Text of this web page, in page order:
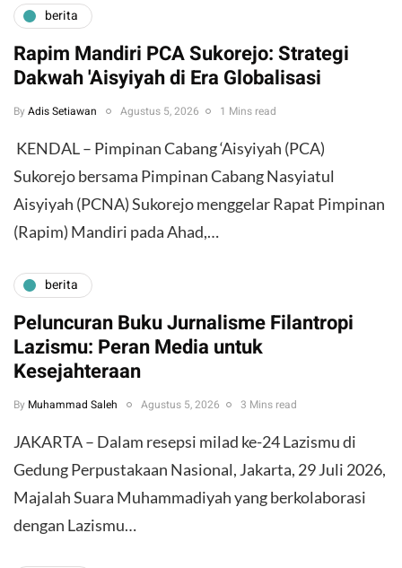
berita
Rapim Mandiri PCA Sukorejo: Strategi
Dakwah 'Aisyiyah di Era Globalisasi
By Adis Setiawan Agustus 5, 2026 1 Mins read
​ KENDAL – Pimpinan Cabang ‘Aisyiyah (PCA)
Sukorejo bersama Pimpinan Cabang Nasyiatul
Aisyiyah (PCNA) Sukorejo menggelar Rapat Pimpinan
(Rapim) Mandiri pada Ahad,…
berita
Peluncuran Buku Jurnalisme Filantropi
Lazismu: Peran Media untuk
Kesejahteraan
By Muhammad Saleh Agustus 5, 2026 3 Mins read
JAKARTA – Dalam resepsi milad ke-24 Lazismu di
Gedung Perpustakaan Nasional, Jakarta, 29 Juli 2026,
Majalah Suara Muhammadiyah yang berkolaborasi
dengan Lazismu…